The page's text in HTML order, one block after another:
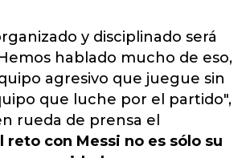
y disciplinado será
hablado mucho de eso,
agresivo que juegue sin
que luche por el partido",
rueda de prensa el
reto con Messi no es sólo su